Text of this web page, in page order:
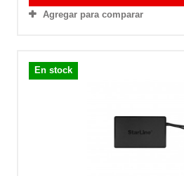
Agregar para comparar
En stock